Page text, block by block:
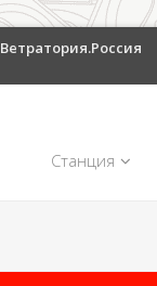
Ветратория.Россия
Станция